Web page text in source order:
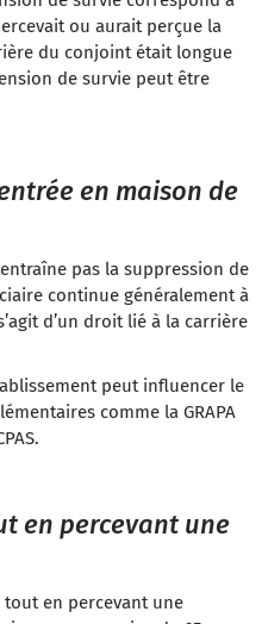
ou aurait perçue la
du conjoint était longue
de survie peut être
en maison de
pas la suppression de
continue généralement à
d’un droit lié à la carrière
peut influencer le
comme la GRAPA
en percevant une
en percevant une